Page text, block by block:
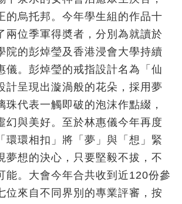
的烏托邦。今年學生組的作品十
兩位季軍得奬者，分別為就讀於
院的彭焯瑩及香港浸會大學持續
儀。彭焯瑩的戒指設計名為「仙
計呈現出漩渦般的花朵，採用夢
珠代表一觸即破的泡沫作點綴，
幻與美好。至於林惠儀今年再度
環環相扣」將「夢」與「想」緊
夢想的決心，只要堅毅不拔，不
能。大會今年合共收到近120份參
位來自不同界別的專業評審，按